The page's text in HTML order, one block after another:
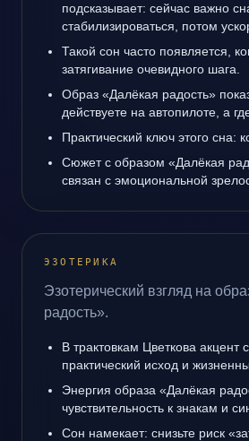
подсказывает: сейчас важно
стабилизироваться, потом
Такой сон часто появляется,
затягивание очевидного шага.
Образ «Далёкая радость»
действуете на автопилоте, а
Практический ключ этого сна:
Сюжет с образом «Далёкая
связан с эмоциональной
ЭЗОТЕРИКА
Эзотерический взгляд на
радость».
В трактовкам Цветкова акцент
практический исход и
Энергия образа «Далёкая
чувствительность к знакам и
Сон намекает: снизьте риск